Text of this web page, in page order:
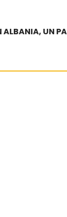
ALBANIA, UN